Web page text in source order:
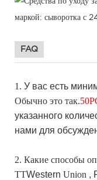
FAQ
1. У вас есть
Обычно это так.50
указанного
нами для
2. Какие способы
TTWestern Union ,